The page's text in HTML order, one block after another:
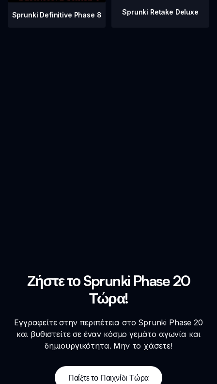
Sprunki Definitive Phase 8 Sprunki Retake Deluxe
Ζήστε το Sprunki Phase 20
Τώρα!
Εγγραφείτε στην περιπέτεια στο Sprunki Phase 20
και βυθιστείτε σε έναν κόσμο γεμάτο αγωνία και
δημιουργικότητα. Μην το χάσετε!
Παίξτε το Παιχνίδι Τώρα